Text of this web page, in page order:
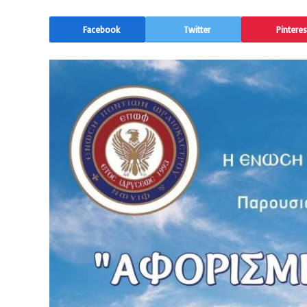
Facebook Twitter